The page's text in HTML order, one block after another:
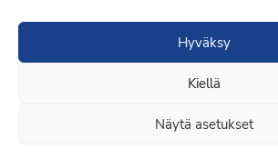
Hyväksy
Kiellä
Näytä asetukset
·Toteutus ja ylläpitoMMD Networks